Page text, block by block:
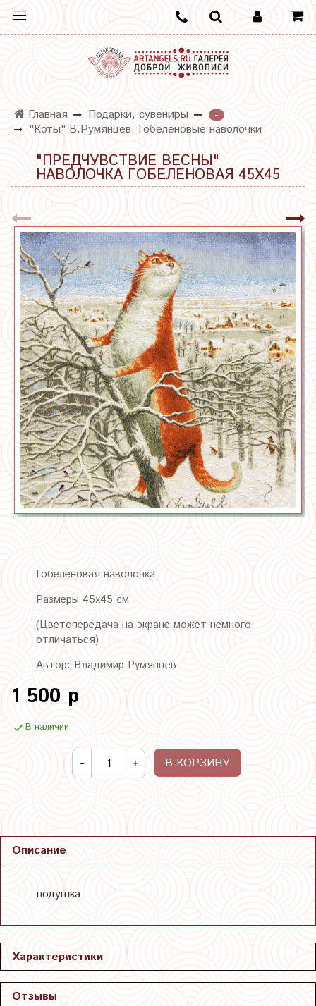
Главная Подарки, сувениры
-
"Коты" В.Румянцев. Гобеленовые наволочки
"ПРЕДЧУВСТВИЕ ВЕСНЫ"
НАВОЛОЧКА ГОБЕЛЕНОВАЯ 45Х45
Гобеленовая наволочка
Размеры 45х45 см
(Цветопередача на экране может немного
отличаться)
Автор: Владимир Румянцев
1 500 р
В наличии
В КОРЗИНУ
Описание
подушка
Характеристики
Отзывы